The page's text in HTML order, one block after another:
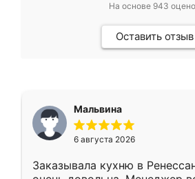
На основе 943
Оставить отзыв
Мальвина
6 августа 2026
Заказывала кухню в